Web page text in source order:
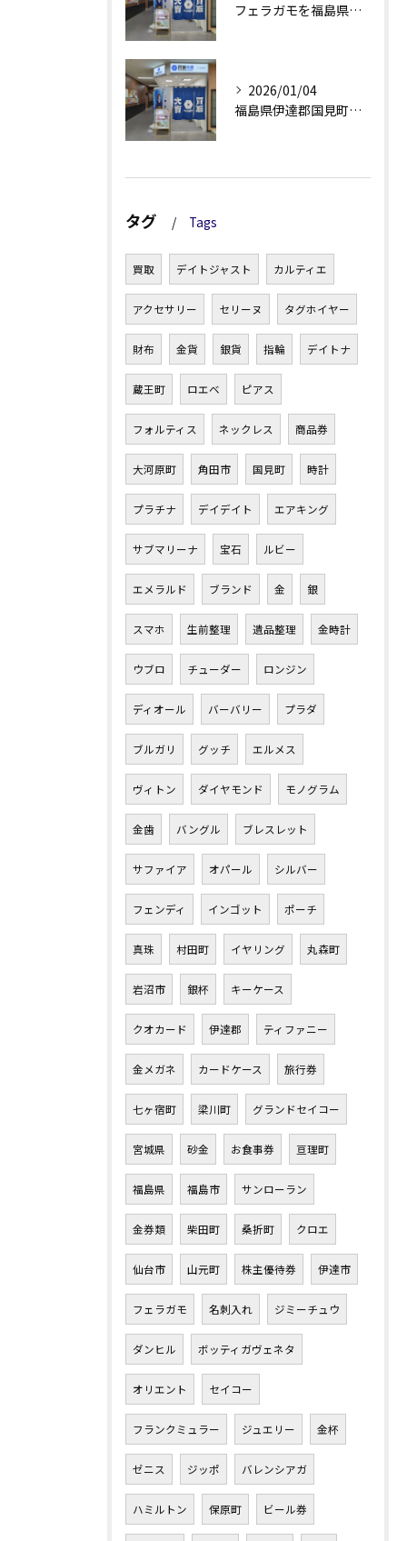
フェラガモを福島県伊達郡国見町で高く買取してもらう秘訣を徹底解説
2026/01/04
福島県伊達郡国見町でバーバリー買取を利用する際のポイントと注意点
タグ Tags
買取 デイトジャスト カルティエ
アクセサリー セリーヌ タグホイヤー
財布 金貨 銀貨 指輪 デイトナ
蔵王町 ロエベ ピアス
フォルティス ネックレス 商品券
大河原町 角田市 国見町 時計
プラチナ デイデイト エアキング
サブマリーナ 宝石 ルビー
エメラルド ブランド 金 銀
スマホ 生前整理 遺品整理 金時計
ウブロ チューダー ロンジン
ディオール バーバリー プラダ
ブルガリ グッチ エルメス
ヴィトン ダイヤモンド モノグラム
金歯 バングル ブレスレット
サファイア オパール シルバー
フェンディ インゴット ポーチ
真珠 村田町 イヤリング 丸森町
岩沼市 銀杯 キーケース
クオカード 伊達郡 ティファニー
金メガネ カードケース 旅行券
七ヶ宿町 梁川町 グランドセイコー
宮城県 砂金 お食事券 亘理町
福島県 福島市 サンローラン
金券類 柴田町 桑折町 クロエ
仙台市 山元町 株主優待券 伊達市
フェラガモ 名刺入れ ジミーチュウ
ダンヒル ボッティガヴェネタ
オリエント セイコー
フランクミュラー ジュエリー 金杯
ゼニス ジッポ バレンシアガ
ハミルトン 保原町 ビール券